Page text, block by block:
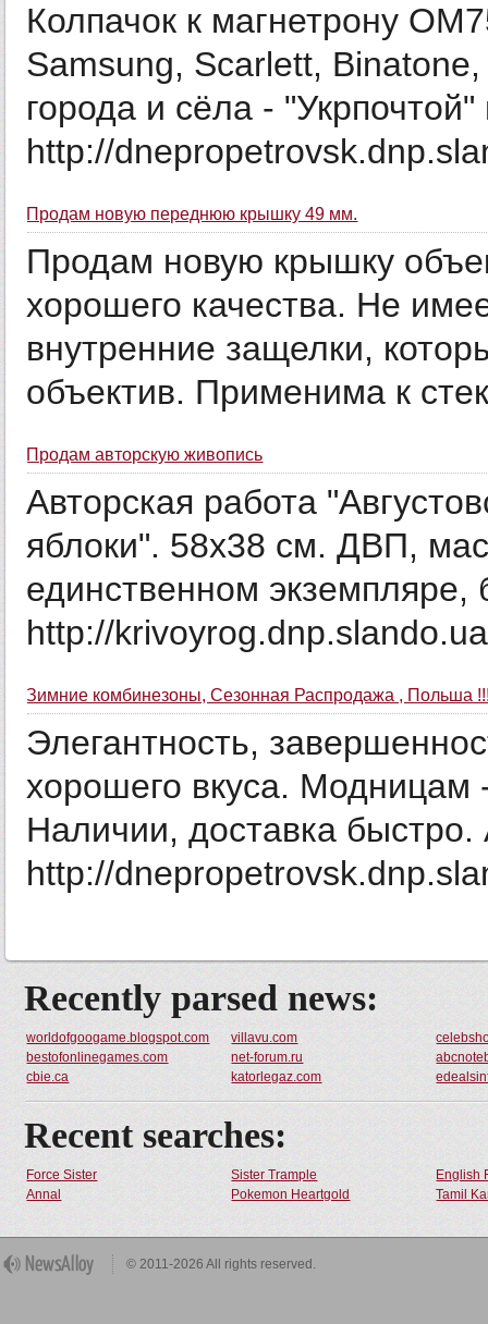
Колпачок к магнетрону
Samsung, Scarlett,
города и сёла -
http://
Продам новую переднюю крышку 49 мм.
Продам новую крышку
хорошего качества. Не
внутренние защелки,
объектив. Применима к
Продам авторскую живопись
Авторская работа
яблоки". 58х38 см. ДВП,
единственном экземпляре,
http://
Зимние комбинезоны, Сезонная Распродажа , Польша
Элегантность,
хорошего вкуса. Модницам
Наличии, доставка быстро.
http://
Recently parsed news:
worldofgoogame.blogspot.com villavu.com
bestofonlinegames.com
net-forum.ru
cbie.ca
katorlegaz.com
Recent searches:
Force Sister Sister Trample
English
Annal
Pokemon Heartgold Tamil
© 2011-2026 All rights reserved.